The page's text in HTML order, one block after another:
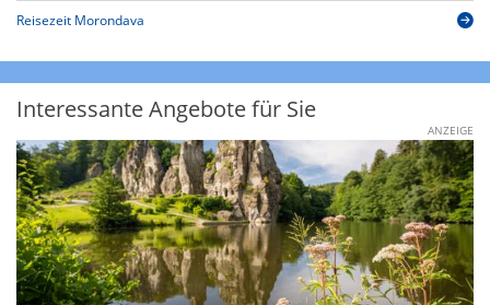
Reisezeit Morondava
Interessante Angebote für Sie
ANZEIGE